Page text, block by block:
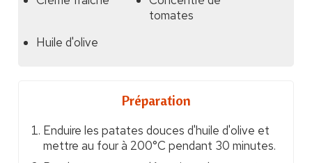
tomates
Huile d'olive
Préparation
Enduire les patates douces d'huile d'olive et
mettre au four à 200°C pendant 30 minutes.